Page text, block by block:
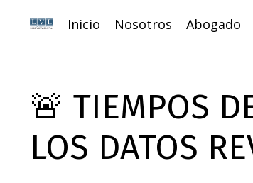
Inicio Nosotros Abogado
🚨 TIEMPOS
LOS DATOS